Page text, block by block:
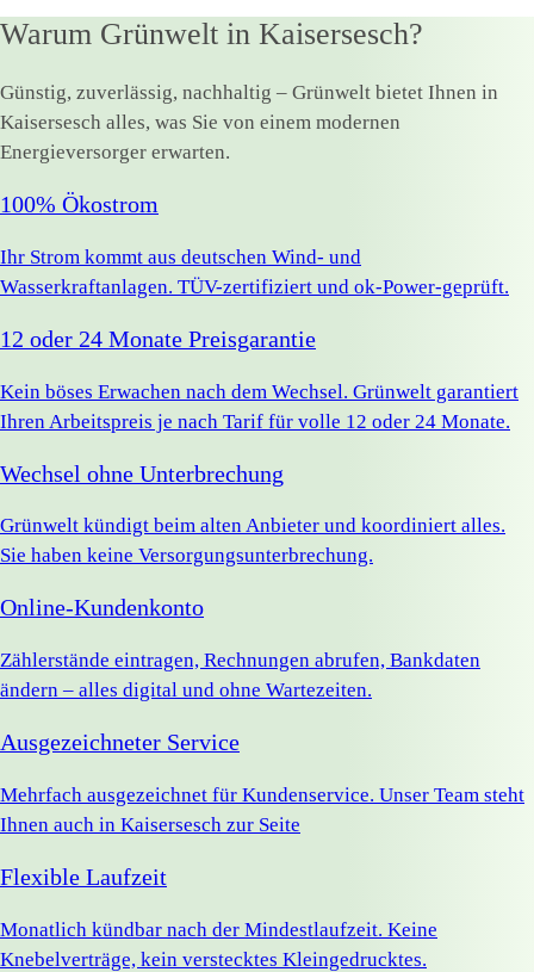
Warum Grünwelt in Kaisersesch?
Günstig, zuverlässig, nachhaltig – Grünwelt bietet Ihnen in
Kaisersesch alles, was Sie von einem modernen
Energieversorger erwarten.
100% Ökostrom
Ihr Strom kommt aus deutschen Wind- und
Wasserkraftanlagen. TÜV-zertifiziert und ok-Power-geprüft.
12 oder 24 Monate Preisgarantie
Kein böses Erwachen nach dem Wechsel. Grünwelt garantiert
Ihren Arbeitspreis je nach Tarif für volle 12 oder 24 Monate.
Wechsel ohne Unterbrechung
Grünwelt kündigt beim alten Anbieter und koordiniert alles.
Sie haben keine Versorgungsunterbrechung.
Online-Kundenkonto
Zählerstände eintragen, Rechnungen abrufen, Bankdaten
ändern – alles digital und ohne Wartezeiten.
Ausgezeichneter Service
Mehrfach ausgezeichnet für Kundenservice. Unser Team steht
Ihnen auch in Kaisersesch zur Seite
Flexible Laufzeit
Monatlich kündbar nach der Mindestlaufzeit. Keine
Knebelverträge, kein verstecktes Kleingedrucktes.